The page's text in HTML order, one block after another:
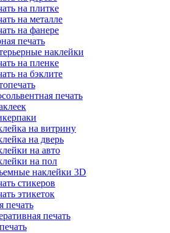
на плитке
на металле
на фанере
печать
наклейки
на пленке
на бэклите
печать
на витрину
на дверь
на авто
на пол
наклейки 3D
стикеров
этикеток
печать
печать